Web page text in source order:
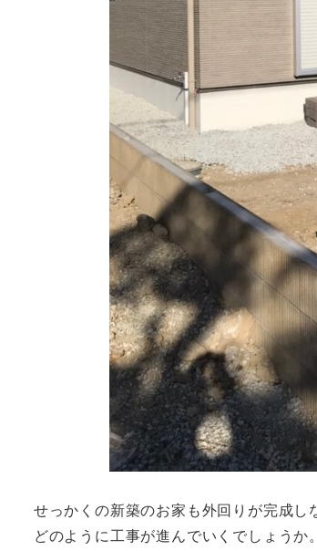
せっかくの新築のお家も外回りが完成し
どのように工事が進んでいくでしょうか。